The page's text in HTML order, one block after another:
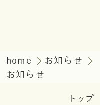
home お知らせ
お知らせ
トップ